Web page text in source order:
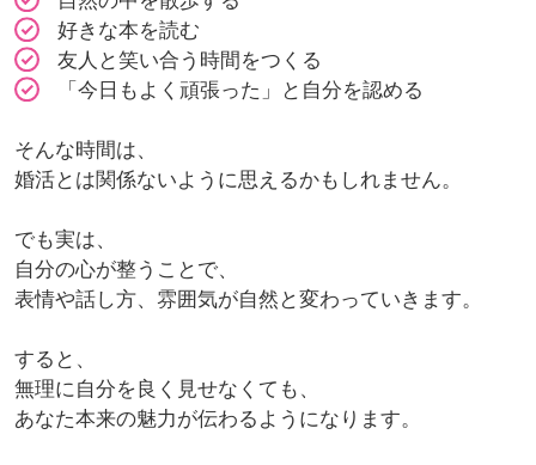
好きな本を読む
友人と笑い合う時間をつくる
「今日もよく頑張った」と自分を認める
そんな時間は、
婚活とは関係ないように思えるかもしれません。
でも実は、
自分の心が整うことで、
表情や話し方、雰囲気が自然と変わっていきます。
すると、
無理に自分を良く見せなくても、
あなた本来の魅力が伝わるようになります。